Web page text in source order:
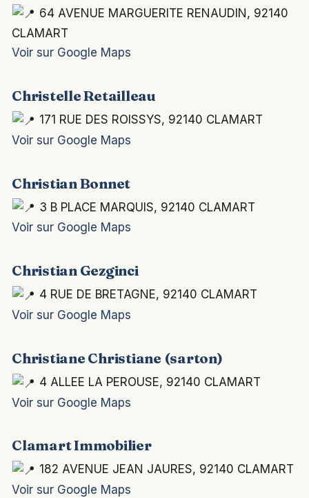
64 AVENUE MARGUERITE RENAUDIN, 92140
CLAMART
Voir sur Google Maps
Christelle Retailleau
171 RUE DES ROISSYS, 92140 CLAMART
Voir sur Google Maps
Christian Bonnet
3 B PLACE MARQUIS, 92140 CLAMART
Voir sur Google Maps
Christian Gezginci
4 RUE DE BRETAGNE, 92140 CLAMART
Voir sur Google Maps
Christiane Christiane (sarton)
4 ALLEE LA PEROUSE, 92140 CLAMART
Voir sur Google Maps
Clamart Immobilier
182 AVENUE JEAN JAURES, 92140 CLAMART
Voir sur Google Maps